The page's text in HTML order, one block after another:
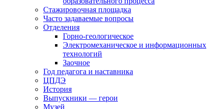
Стажировочная площадка
Часто задаваемые вопросы
Отделения
Горно-геологическое
Электромеханическое и информационных
технологий
Заочное
Год педагога и наставника
ЦПДЭ
История
Выпускники — герои
Музей